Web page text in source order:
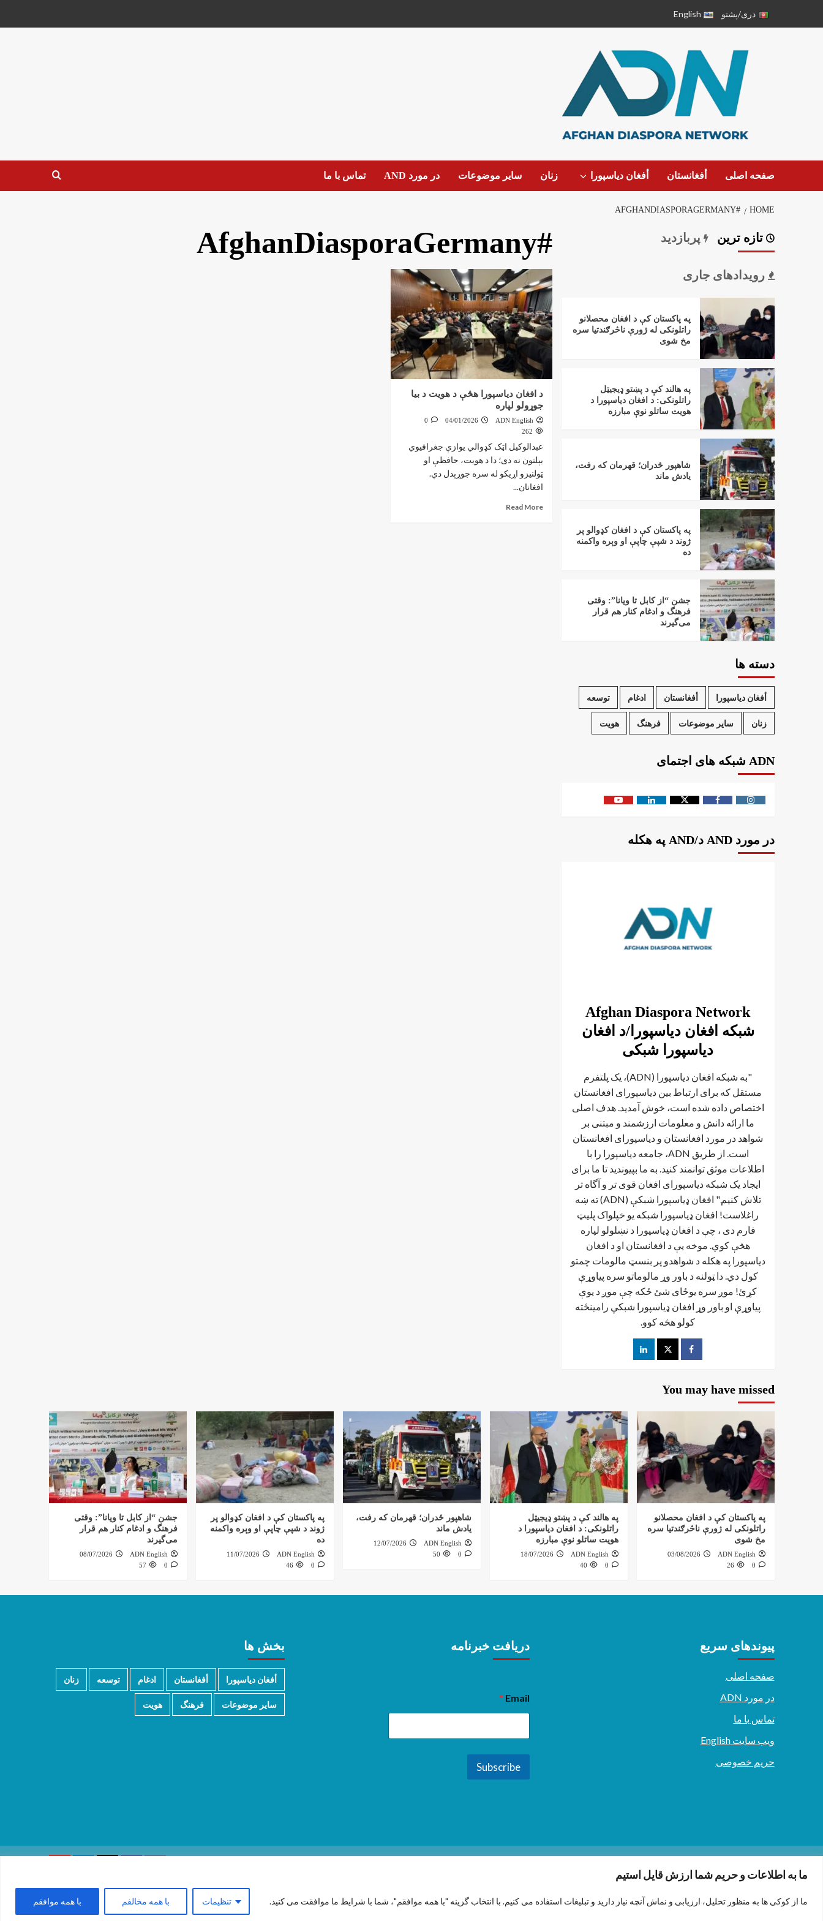
ما به اطلاعات و حریم شما ارزش قایل استیم
ما از کوکی ها به منظور تحلیل، ارزیابی و نماش آنچه نیاز دارید و تبلیغات استفاده می کنیم. با انتخاب گزینه "با همه موافقم"، شما با شرایط ما موافقت می کنید. تنظیمات با همه مخالفم با همه موافقم
دری/پشتو English
صفحه اصلی أفغانستان أفغان دیاسپورا زنان سایر موضوعات در مورد AND تماس با ما
HOME
#AFGHANDIASPORAGERMANY
#AfghanDiasporaGermany
د افغان دیاسپورا هڅې د هویت د بیا
جوړولو لپاره
ADN English
04/01/2026
0
262
عبدالوکیل اټک کډوالي یوازې جغرافیوي
بېلتون نه دی؛ دا د هویت، حافظې او
ټولنیزو اړیکو له سره جوړېدل دي.
افغانان...
Read More
تازه ترین پربازدید
رویدادهای جاری
په پاکستان کې د افغان محصلانو
راتلونکی له ژورې ناڅرګندتیا سره
مخ شوی
په هالند کې د پښتو ډیجیټل
راتلونکی: د افغان دیاسپورا د
هویت ساتلو نوې مبارزه
شاهپور ځدران؛ قهرمان که رفت،
یادش ماند
په پاکستان کې د افغان کډوالو پر
ژوند د شپې چاپې او وېره واکمنه
ده
جشن “از کابل تا ویانا”: وقتی
فرهنگ و ادغام کنار هم قرار
می‌گیرند
دسته ها
أفغان دیاسپورا أفغانستان ادغام توسعه
زنان سایر موضوعات فرهنگ هویت
ADN شبکه های اجتمای
در مورد AND د/AND په هکله
Afghan Diaspora Network
شبکه افغان دیاسپورا/د افغان
دیاسپورا شبکی
"به شبکه افغان دیاسپورا (ADN)، یک پلتفرم
مستقل که برای ارتباط بین دیاسپورای افغانستان
اختصاص داده شده است، خوش آمدید. هدف اصلی
ما ارائه دانش و معلومات ارزشمند و مبتنی بر
شواهد در مورد افغانستان و دیاسپورای افغانستان
است. از طریق ADN، جامعه دیاسپورا را با
اطلاعات موثق توانمند کنید. به ما بپیوندید تا ما برای
ایجاد یک شبکه دیاسپورای افغان قوی تر و آگاه تر
تلاش کنیم." افغان ډیاسپورا شبکې (ADN) ته ښه
راغلاست! افغان ډياسپورا شبکه یو خپلواک پلیټ
فارم دی ، چې د افغان ډیاسپورا د نښلولو لپاره
هڅې کوي. موخه يې د افغانستان او د افغان
دیاسپورا په هکله د شواهدو پر بنسټ مالومات چمتو
کول دي. دا ټولنه د باور وړ مالوماتو سره پیاوړې
کړئ! موږ سره یوځای شئ ځکه چې موږ د یوې
پیاوړې او باور وړ افغان ډیاسپورا شبکې رامینځته
کولو هڅه کوو.
You may have missed
په پاکستان کې د افغان محصلانو
راتلونکی له ژورې ناڅرګندتیا سره
مخ شوی
ADN English
03/08/2026
0
26
په هالند کې د پښتو ډیجیټل
راتلونکی: د افغان دیاسپورا د
هویت ساتلو نوې مبارزه
ADN English
18/07/2026
0
40
شاهپور ځدران؛ قهرمان که رفت،
یادش ماند
ADN English
12/07/2026
0
50
په پاکستان کې د افغان کډوالو پر
ژوند د شپې چاپې او وېره واکمنه
ده
ADN English
11/07/2026
0
46
جشن “از کابل تا ویانا”: وقتی
فرهنگ و ادغام کنار هم قرار
می‌گیرند
ADN English
08/07/2026
0
57
پیوندهای سریع
صفحه اصلی
در مورد ADN
تماس با ما
ویب سایت English
حریم خصوصی
دریافت خبرنامه
Email
*
Subscribe
بخش ها
أفغان دیاسپورا أفغانستان ادغام توسعه زنان
سایر موضوعات فرهنگ هویت
Copyright © 2026 All rights reserved.| CoverNewsby AF themes.